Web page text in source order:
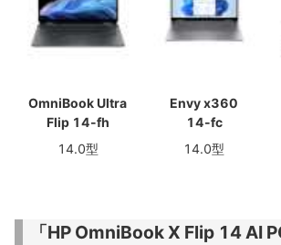
OmniBook Ultra
Flip 14-fh
14.0型
Envy x360
14-fc
14.0型
「HP OmniBook X Flip 14 AI